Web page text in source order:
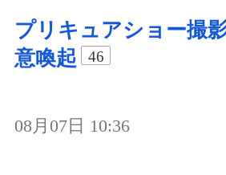
プリキュアショー撮
意喚起
46
08月07日 10:36